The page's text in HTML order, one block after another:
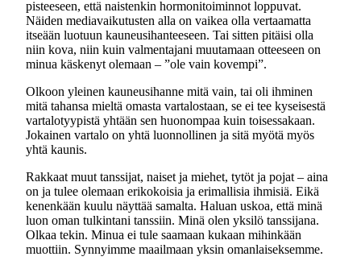
pisteeseen, että naistenkin hormonitoiminnot loppuvat.
Näiden mediavaikutusten alla on vaikea olla vertaamatta
itseään luotuun kauneusihanteeseen. Tai sitten pitäisi olla
niin kova, niin kuin valmentajani muutamaan otteeseen on
minua käskenyt olemaan – ”ole vain kovempi”.
Olkoon yleinen kauneusihanne mitä vain, tai oli ihminen
mitä tahansa mieltä omasta vartalostaan, se ei tee kyseisestä
vartalotyypistä yhtään sen huonompaa kuin toisessakaan.
Jokainen vartalo on yhtä luonnollinen ja sitä myötä myös
yhtä kaunis.
Rakkaat muut tanssijat, naiset ja miehet, tytöt ja pojat – aina
on ja tulee olemaan erikokoisia ja erimallisia ihmisiä. Eikä
kenenkään kuulu näyttää samalta. Haluan uskoa, että minä
luon oman tulkintani tanssiin. Minä olen yksilö tanssijana.
Olkaa tekin. Minua ei tule saamaan kukaan mihinkään
muottiin. Synnyimme maailmaan yksin omanlaiseksemme.